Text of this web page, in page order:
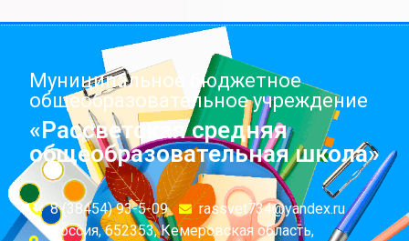
Муниципальное бюджетное
общеобразовательное учреждение
«Рассветская средняя
общеобразовательная школа»
8 (38454) 93-5-09
rassvet734@yandex.ru
Россия, 652353, Кемеровская область,